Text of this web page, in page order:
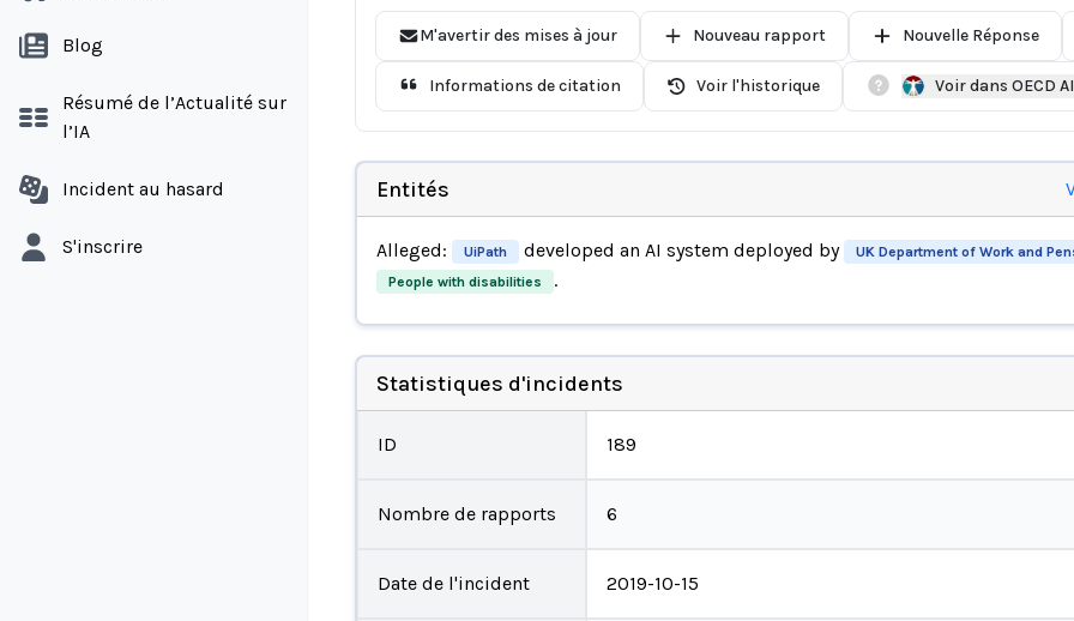
Blog
Résumé de l’Actualité sur
l’IA
Incident au hasard
S'inscrire
M'avertir des mises à jour Nouveau rapport Nouvelle Réponse
Informations de citation Voir l'historique Voir dans OECD
Entités
Alleged: UiPath developed an AI system deployed by UK Department of Work and
People with disabilities .
Statistiques d'incidents
ID 189
Nombre de rapports 6
Date de l'incident 2019-10-15